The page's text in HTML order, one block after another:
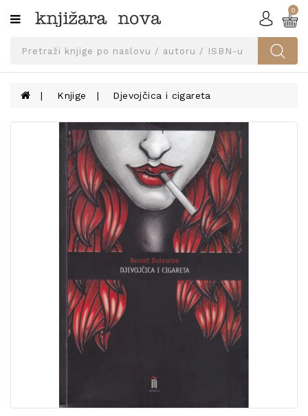
Kategorije
SVEUČILIŠNA
UDŽBENICI
KNJIGE
PRIBOR
0
Knjige Djevojčica i cigareta